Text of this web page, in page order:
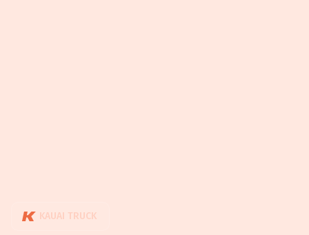
KAUAI TRUCK